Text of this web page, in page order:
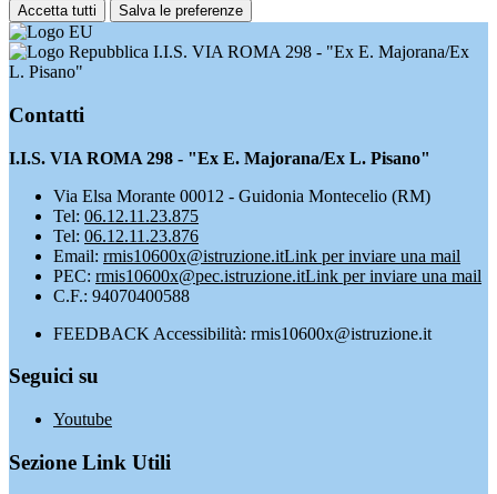
Accetta tutti Salva le preferenze
I.I.S. VIA ROMA 298 - "Ex E. Majorana/Ex
L. Pisano"
Contatti
I.I.S. VIA ROMA 298 - "Ex E. Majorana/Ex L. Pisano"
Via Elsa Morante 00012 - Guidonia Montecelio (RM)
Tel: 06.12.11.23.875
Tel: 06.12.11.23.876
Email: rmis10600x@istruzione.itLink per inviare una mail
PEC: rmis10600x@pec.istruzione.itLink per inviare una mail
C.F.: 94070400588
FEEDBACK Accessibilità: rmis10600x@istruzione.it
Seguici su
Youtube
Sezione Link Utili